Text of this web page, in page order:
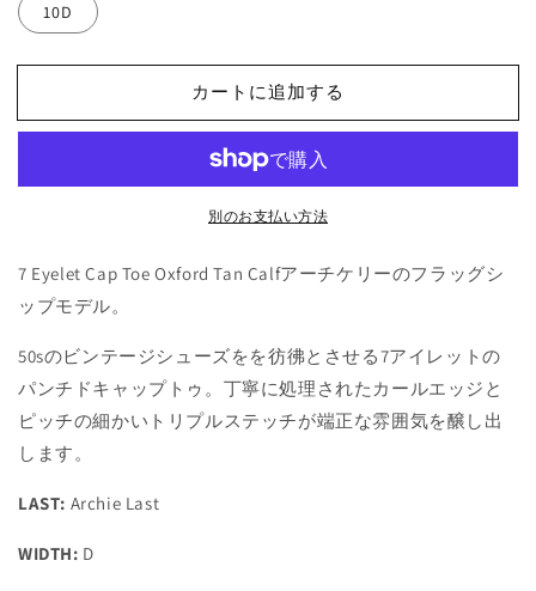
10D
カートに追加する
別のお支払い方法
7 Eyelet Cap Toe Oxford Tan Calfアーチケリーのフラッグシ
ップモデル。
50sのビンテージシューズをを彷彿とさせる7アイレットの
パンチドキャップトゥ。丁寧に処理されたカールエッジと
ピッチの細かいトリプルステッチが端正な雰囲気を醸し出
します。
LAST: Archie Last
WIDTH: D